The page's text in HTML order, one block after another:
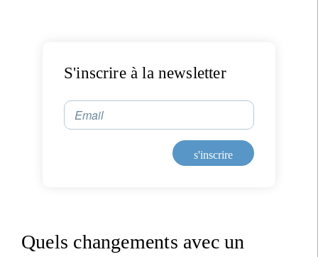
S'inscrire à la newsletter
Email
s'inscrire
Quels changements avec un
politique de confidentialité.
s'inscrire